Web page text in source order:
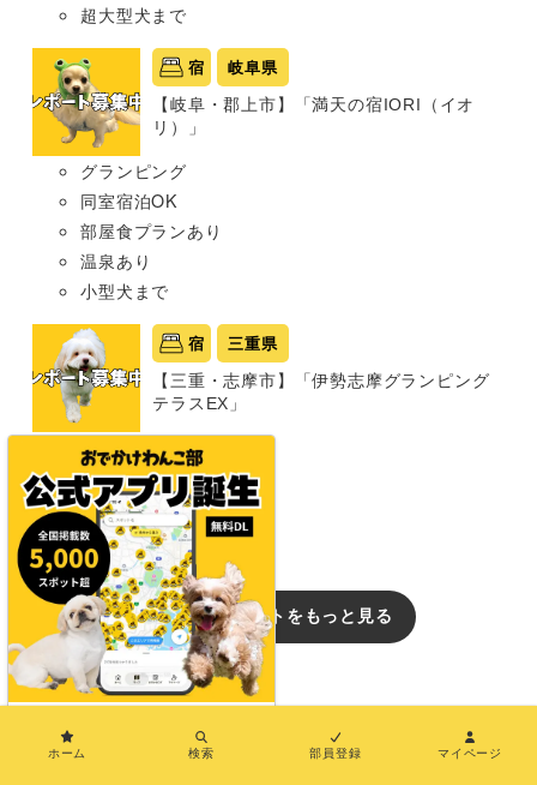
超大型犬まで
宿 岐阜県
【岐阜・郡上市】「満天の宿IORI（イオ
リ）」
グランピング
同室宿泊OK
部屋食プランあり
温泉あり
小型犬まで
宿 三重県
【三重・志摩市】「伊勢志摩グランピング
テラスEX」
グランピング
同室宿泊OK
部屋食プランあり
犬種条件: 要問い合わせ
おでかけレポートをもっと見る
イベント
大集結！ 冷房完備の屋内会場で楽しむ「プ
レミアムドッグフェスタ in Gメッセ群馬」
ホーム 検索 部員登録 マイページ